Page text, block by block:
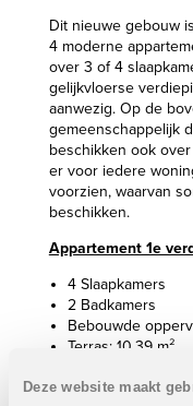
Deze website maakt
Dit nieuwe gebouw
4 moderne
over 3 of 4
gelijkvloerse
aanwezig. Op de
gemeenschappelijk
beschikken ook
er voor iedere
voorzien, waarvan
beschikken.
Appartement 1e
4 Slaapkamers
2 Badkamers
Bebouwde
Terras: 10,39 m²
Prijs:VERKOCHT